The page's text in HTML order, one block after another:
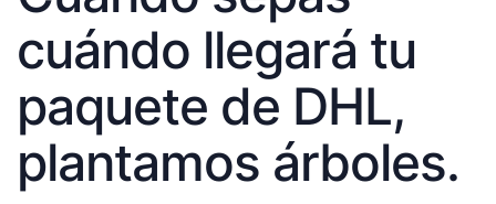
cuándo llegará tu
paquete de DHL,
plantamos árboles.